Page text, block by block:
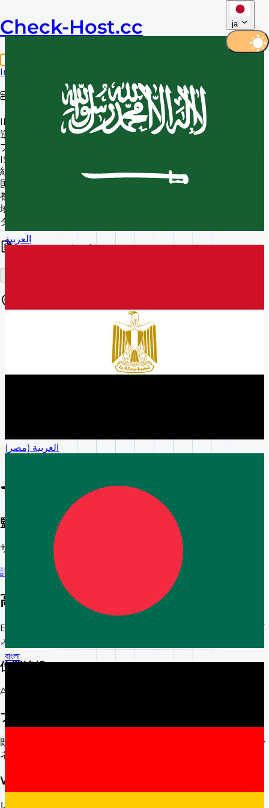
Check-Host.cc ja
العربية
العربية (مصر)
বাংলা
Info
ホスト情報
IP アドレス
逆引き
プライバシー
ISP
組織
国
都市
地域
タイムゾーン
WHOIS データ
監視
サーバーとウェブサイトのリアルタイム監視。
詳細を見る
高度な IP & ドメインルックアップ
BGP テーブル、RIR、WHOIS を使用して任意の IP またはド
メインを詳細分析します。
位置情報と ASN
ASN、ISP、およびサーバーの物理的な所在地を特定します。
プロキシ、VPN、データセンター検出
既知のデータセンター（AWS、Hetzner 等）やプライバシー
ネットワークを検出します。
WHOIS と不正報告
レジストラにドメイン登録情報および不正報告先を照会しま